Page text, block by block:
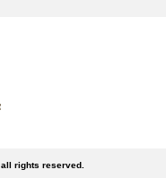
all rights reserved.